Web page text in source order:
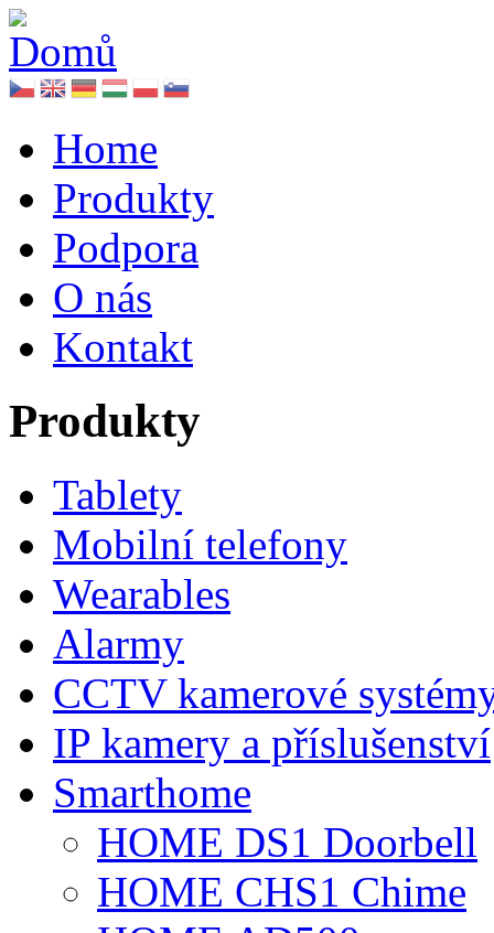
Home
Produkty
Podpora
O nás
Kontakt
Produkty
Tablety
Mobilní telefony
Wearables
Alarmy
CCTV kamerové
IP kamery a příslušenství
Smarthome
HOME DS1 Doorbell
HOME CHS1 Chime